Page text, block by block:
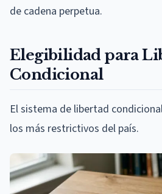
de cadena perpetua.
Elegibilidad para
Condicional
El sistema de libertad
los más restrictivos del país.